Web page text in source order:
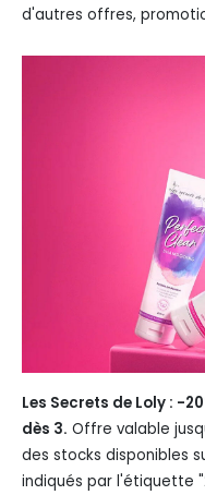
d'autres offres,
Les Secrets de Loly : -
dès 3. Offre valable
des stocks disponibles
indiqués par l'étiquette